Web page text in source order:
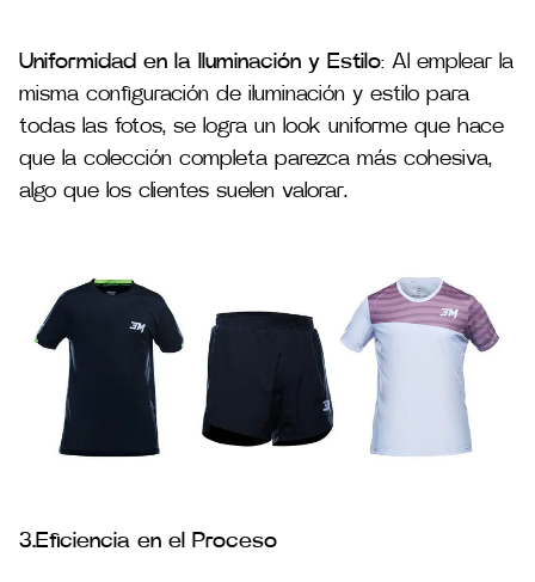
Uniformidad en la Iluminación y Estilo: Al emplear la
misma configuración de iluminación y estilo para
todas las fotos, se logra un look uniforme que hace
que la colección completa parezca más cohesiva,
algo que los clientes suelen valorar.
3.Eficiencia en el Proceso